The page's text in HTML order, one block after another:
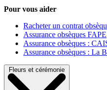
Pour vous aider
Racheter un contrat
Assurance obsèques FAPE
Assurance obsèques :
Assurance obsèques : La
Fleurs et cérémonie